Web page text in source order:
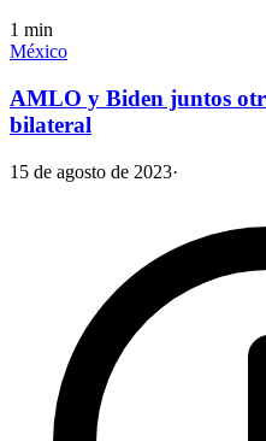
1 min
México
AMLO y Biden juntos
bilateral
15 de agosto de 2023·